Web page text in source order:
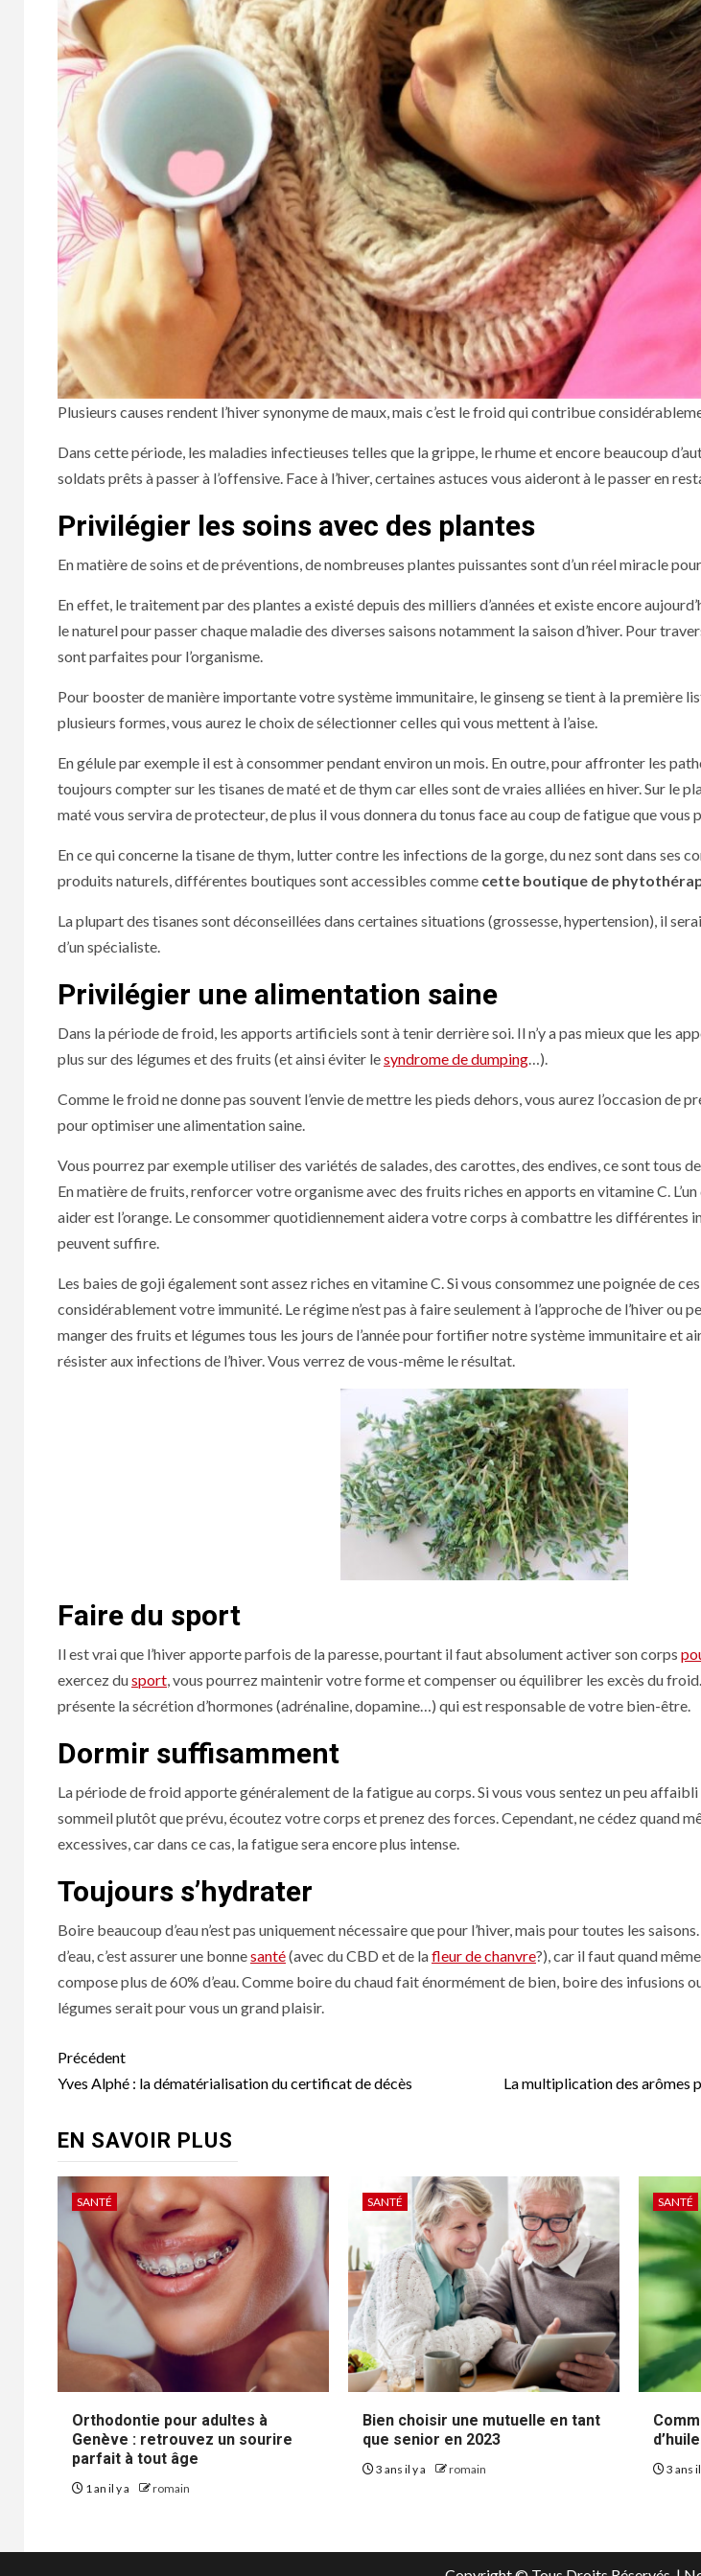
Plusieurs causes rendent l’hiver synonyme de maux, mais c’est le froid qui contribue
Dans cette période, les maladies infectieuses telles que la grippe, le rhume et encore beaucoup
soldats prêts à passer à l’offensive. Face à l’hiver, certaines astuces vous aideront à le passer en
Privilégier les soins avec des plantes
En matière de soins et de préventions, de nombreuses plantes puissantes sont d’un réel miracle
En effet, le traitement par des plantes a existé depuis des milliers d’années et existe encore
le naturel pour passer chaque maladie des diverses saisons notamment la saison d’hiver. Pour
sont parfaites pour l’organisme.
Pour booster de manière importante votre système immunitaire, le ginseng se tient à la première
plusieurs formes, vous aurez le choix de sélectionner celles qui vous mettent à l’aise.
En gélule par exemple il est à consommer pendant environ un mois. En outre, pour affronter les
toujours compter sur les tisanes de maté et de thym car elles sont de vraies alliées en hiver. Sur le
maté vous servira de protecteur, de plus il vous donnera du tonus face au coup de fatigue que vous
En ce qui concerne la tisane de thym, lutter contre les infections de la gorge, du nez sont dans ses
produits naturels, différentes boutiques sont accessibles comme cette boutique de
La plupart des tisanes sont déconseillées dans certaines situations (grossesse, hypertension), il
d’un spécialiste.
Privilégier une alimentation saine
Dans la période de froid, les apports artificiels sont à tenir derrière soi. Il n’y a pas mieux que les
plus sur des légumes et des fruits (et ainsi éviter lesyndrome de dumping …).
Comme le froid ne donne pas souvent l’envie de mettre les pieds dehors, vous aurez l’occasion de
pour optimiser une alimentation saine.
Vous pourrez par exemple utiliser des variétés de salades, des carottes, des endives, ce sont tous
En matière de fruits, renforcer votre organisme avec des fruits riches en apports en vitamine C.
aider est l’orange. Le consommer quotidiennement aidera votre corps à combattre les différentes
peuvent suffire.
Les baies de goji également sont assez riches en vitamine C. Si vous consommez une poignée de
considérablement votre immunité. Le régime n’est pas à faire seulement à l’approche de l’hiver ou
manger des fruits et légumes tous les jours de l’année pour fortifier notre système immunitaire et
résister aux infections de l’hiver. Vous verrez de vous-même le résultat.
Faire du sport
Il est vrai que l’hiver apporte parfois de la paresse, pourtant il faut absolument activer son corps
exercez dusport , vous pourrez maintenir votre forme et compenser ou équilibrer les excès du
présente la sécrétion d’hormones (adrénaline, dopamine…) qui est responsable de votre bien-être.
Dormir suffisamment
La période de froid apporte généralement de la fatigue au corps. Si vous vous sentez un peu
sommeil plutôt que prévu, écoutez votre corps et prenez des forces. Cependant, ne cédez quand
excessives, car dans ce cas, la fatigue sera encore plus intense.
Toujours s’hydrater
Boire beaucoup d’eau n’est pas uniquement nécessaire que pour l’hiver, mais pour toutes les
d’eau, c’est assurer une bonnesanté(avec du CBD et de lafleur de chanvre?), car il faut quand
compose plus de 60% d’eau. Comme boire du chaud fait énormément de bien, boire des infusions
légumes serait pour vous un grand plaisir.
Navigation
d’article
Précédent
Yves Alphé : la dématérialisation du certificat de décès
La multiplication des arômes
EN SAVOIR PLUS
SANTÉ
Orthodontie pour adultes à
Genève : retrouvez un sourire
parfait à tout âge
1 an il y a romain
SANTÉ
Bien choisir une mutuelle en tant
que senior en 2023
3 ans il y a romain
SANTÉ
3 ans